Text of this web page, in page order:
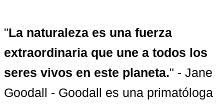
"La naturaleza es una fuerza
extraordinaria que une a todos los
seres vivos en este planeta." - Jane
Goodall - Goodall es una primatóloga